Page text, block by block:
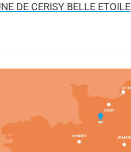
DE CERISY BELLE ETOILE